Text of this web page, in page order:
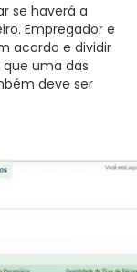
se haverá a
Empregador e
acordo e dividir
uma das
deve ser